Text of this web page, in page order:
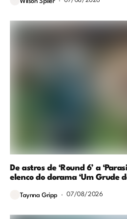
De astros de ‘Round 6’ a
elenco do dorama ‘Um Grude
Taynna Gripp 07/08/2026